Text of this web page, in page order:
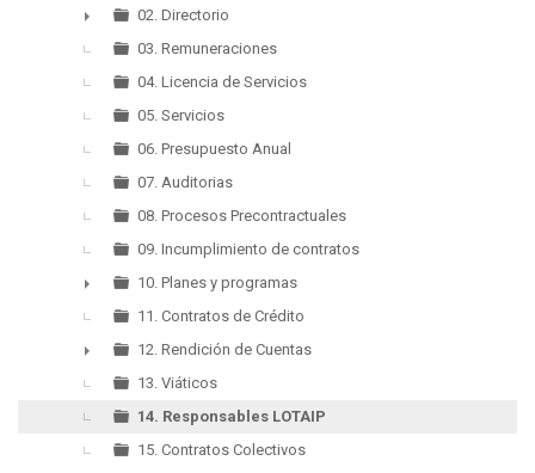
►
►
02. Directorio
03. Remuneraciones
04. Licencia de Servicios
05. Servicios
06. Presupuesto Anual
07. Auditorias
08. Procesos Precontractuales
09. Incumplimiento de contratos
►
10. Planes y programas
11. Contratos de Crédito
►
12. Rendición de Cuentas
13. Viáticos
14. Responsables LOTAIP
15. Contratos Colectivos